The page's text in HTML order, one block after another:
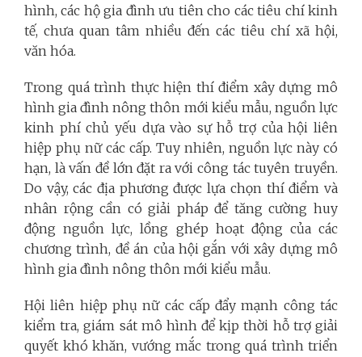
hình, các hộ gia đình ưu tiên cho các tiêu chí kinh
tế, chưa quan tâm nhiều đến các tiêu chí xã hội,
văn hóa.
Trong quá trình thực hiện thí điểm xây dựng mô
hình gia đình nông thôn mới kiểu mẫu, nguồn lực
kinh phí chủ yếu dựa vào sự hỗ trợ của hội liên
hiệp phụ nữ các cấp. Tuy nhiên, nguồn lực này có
hạn, là vấn đề lớn đặt ra với công tác tuyên truyền.
Do vậy, các địa phương được lựa chọn thí điểm và
nhân rộng cần có giải pháp để tăng cường huy
động nguồn lực, lồng ghép hoạt động của các
chương trình, đề án của hội gắn với xây dựng mô
hình gia đình nông thôn mới kiểu mẫu.
Hội liên hiệp phụ nữ các cấp đẩy mạnh công tác
kiểm tra, giám sát mô hình để kịp thời hỗ trợ giải
quyết khó khăn, vướng mắc trong quá trình triển